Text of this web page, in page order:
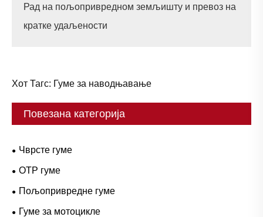
Рад на пољопривредном земљишту и превоз на
кратке удаљености
Хот Тагс: Гуме за наводњавање
Повезана категорија
Чврсте гуме
ОТР гуме
Пољопривредне гуме
Гуме за мотоцикле